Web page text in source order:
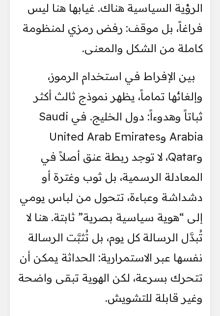
الرؤية السياسية هناك. غيابها هنا ليس
فراغاً، بل موقف: رفض رمزي لمنظومة
كاملة من الشكل والمعنى.
بين الإفراط في استخدام الرموز،
وإلغائها تماماً، يظهر نموذج ثالث أكثر
ثباتاً وهدوءاً: دول الخليج. في Saudi
Arabia وUnited Arab Emirates
وQatar، لا توجد ربطة عنق أصلاً في
المعادلة الرسمية، بل ثوب وغترة أو
دشداشة وعباءة، تتحول من لباس يومي
إلى “هوية سياسية بصرية” ثابتة. هنا لا
تُبدَّل الرسالة كل يوم، بل تُثبَّت الرسالة
نفسها عبر الاستمرارية: الحداثة يمكن أن
تتحرك بسرعة، لكن الهوية تبقى واضحة
وغير قابلة للتشويش.